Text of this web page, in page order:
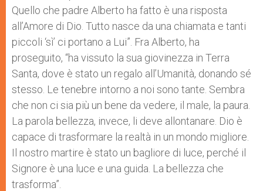
Quello che padre Alberto ha fatto è una risposta
all’Amore di Dio. Tutto nasce da una chiamata e tanti
piccoli ‘sì’ ci portano a Lui”. Fra Alberto, ha
proseguito, “ha vissuto la sua giovinezza in Terra
Santa, dove è stato un regalo all’Umanità, donando sé
stesso. Le tenebre intorno a noi sono tante. Sembra
che non ci sia più un bene da vedere, il male, la paura.
La parola bellezza, invece, li deve allontanare. Dio è
capace di trasformare la realtà in un mondo migliore.
Il nostro martire è stato un bagliore di luce, perché il
Signore è una luce e una guida. La bellezza che
trasforma”.